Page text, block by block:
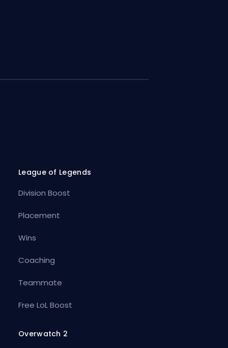
League of Legends
Division Boost
Placement
Wins
Coaching
Teammate
Free LoL Boost
Overwatch 2